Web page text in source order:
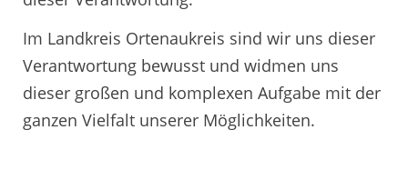
Im Landkreis Ortenaukreis sind wir uns dieser
Verantwortung bewusst und widmen uns
dieser großen und komplexen Aufgabe mit der
ganzen Vielfalt unserer Möglichkeiten.